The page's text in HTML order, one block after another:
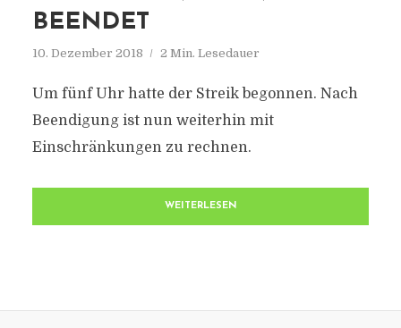
BEENDET
10. Dezember 2018 2 Min. Lesedauer
Um fünf Uhr hatte der Streik begonnen. Nach
Beendigung ist nun weiterhin mit
Einschränkungen zu rechnen.
WEITERLESEN